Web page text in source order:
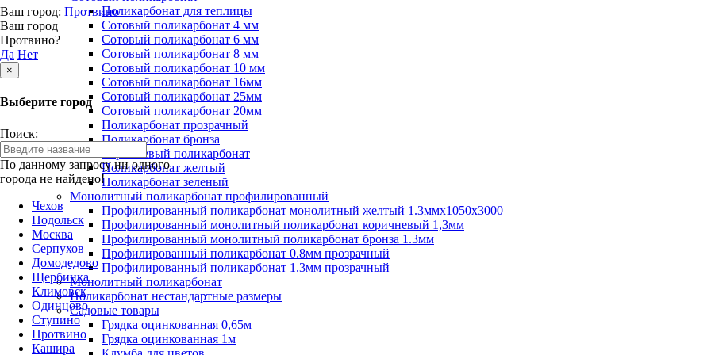
Ваш город: Протвино
Ваш город
Протвино?
Да Нет
×
Выберите город
Поиск:
По данному запросу ни одного
города не найдено!
Чехов
Подольск
Москва
Серпухов
Домодедово
Щербинка
Климовск
Одинцово
Ступино
Протвино
Кашира
Поликарбонат для теплицы
Сотовый поликарбонат 4 мм
Сотовый поликарбонат 6 мм
Сотовый поликарбонат 8 мм
Сотовый поликарбонат 10 мм
Сотовый поликарбонат 16мм
Сотовый поликарбонат 25мм
Сотовый поликарбонат 20мм
Поликарбонат прозрачный
Поликарбонат бронза
Коричневый поликарбонат
Поликарбонат желтый
Поликарбонат зеленый
Монолитный поликарбонат профилированный
Профилированный поликарбонат монолитный желтый 1.3ммх1050х3000
Профилированный монолитный поликарбонат коричневый 1,3мм
Профилированный монолитный поликарбонат бронза 1.3мм
Профилированный поликарбонат 0.8мм прозрачный
Профилированный поликарбонат 1.3мм прозрачный
Монолитный поликарбонат
Поликарбонат нестандартные размеры
Садовые товары
Грядка оцинкованная 0,65м
Грядка оцинкованная 1м